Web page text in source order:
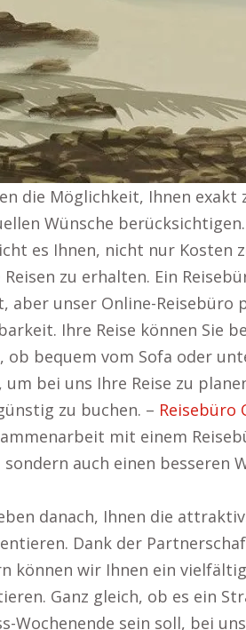
die Möglichkeit, Ihnen
Wünsche
es Ihnen, nicht nur Kosten
zu erhalten. Ein
aber unser Online-
Ihre Reise können Sie
ob bequem vom Sofa oder
um bei uns Ihre Reise zu
zu buchen. – Reisebüro
mit einem
sondern auch einen besseren
danach, Ihnen die
Dank der
können wir Ihnen ein
Ganz gleich, ob es ein
Wochenende sein soll, bei